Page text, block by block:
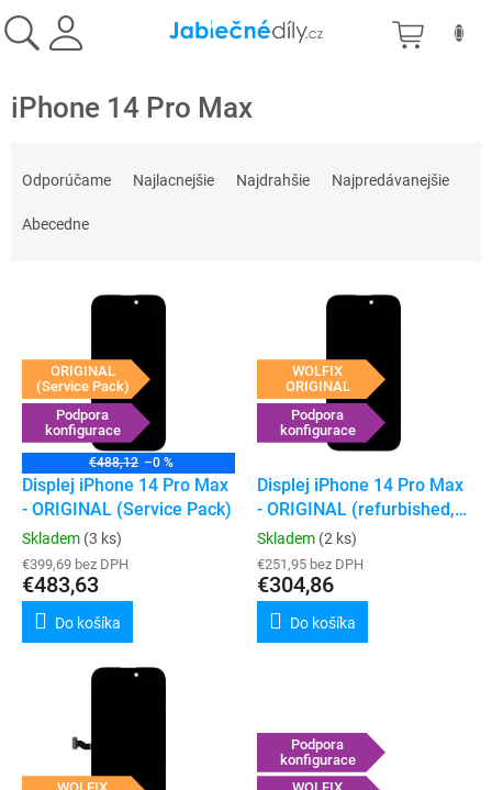
na
obsah
iPhone 14 Pro Max
Odporúčame Najlacnejšie Najdrahšie Najpredávanejšie
Abecedne
ORIGINAL
(Service Pack)
Podpora
konfigurace
€488,12 –0 %
Displej iPhone 14 Pro Max
- ORIGINAL (Service Pack)
Skladem (3 ks)
€399,69 bez DPH
€483,63
Do košíka
WOLFIX
ORIGINAL
Podpora
konfigurace
Displej iPhone 14 Pro Max
- ORIGINAL (refurbished,
podpora konfigurace)
Skladem (2 ks)
€251,95 bez DPH
€304,86
Do košíka
Podpora
konfigurace